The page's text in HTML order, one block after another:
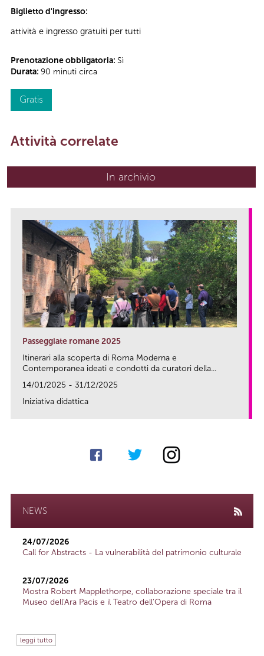
Biglietto d'ingresso:
attività e ingresso gratuiti per tutti
Prenotazione obbligatoria: Sì
Durata: 90 minuti circa
Gratis
Attività correlate
In archivio
Passeggiate romane 2025
Itinerari alla scoperta di Roma Moderna e
Contemporanea ideati e condotti da curatori della...
14/01/2025 - 31/12/2025
Iniziativa didattica
NEWS
24/07/2026
Call for Abstracts - La vulnerabilità del patrimonio culturale
23/07/2026
Mostra Robert Mapplethorpe, collaborazione speciale tra il
Museo dell'Ara Pacis e il Teatro dell'Opera di Roma
leggi tutto